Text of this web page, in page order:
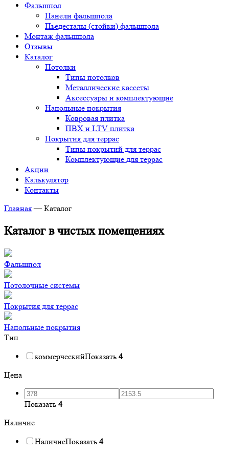
Фальшпол
Панели фальшпола
Пьедесталы (стойки) фальшпола
Монтаж фальшпола
Отзывы
Каталог
Потолки
Типы потолков
Металлические кассеты
Аксессуары и комплектующие
Напольные покрытия
Ковровая плитка
ПВХ и LTV плитка
Покрытия для террас
Типы покрытий для террас
Комплектующие для террас
Акции
Калькулятор
Контакты
Главная — Каталог
Каталог в чистых помещениях
Фальшпол
Потолочные системы
Покрытия для террас
Напольные покрытия
Тип
коммерческийПоказать 4
Цена
Показать 4
Наличие
НаличиеПоказать 4